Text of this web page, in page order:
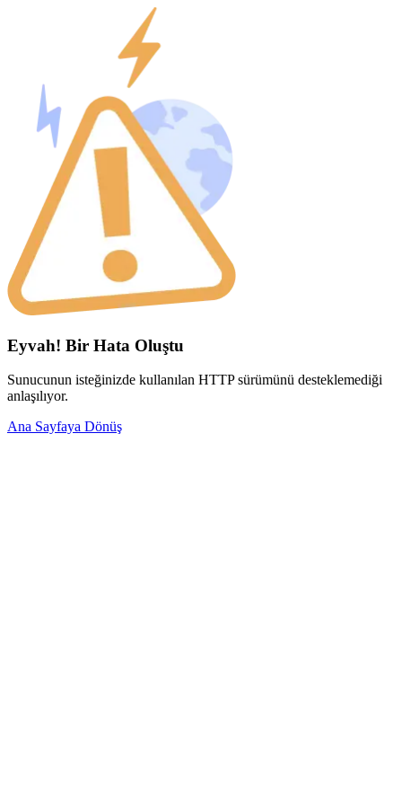
Eyvah! Bir Hata Oluştu
Sunucunun isteğinizde kullanılan HTTP sürümünü desteklemediği
anlaşılıyor.
Ana Sayfaya Dönüş